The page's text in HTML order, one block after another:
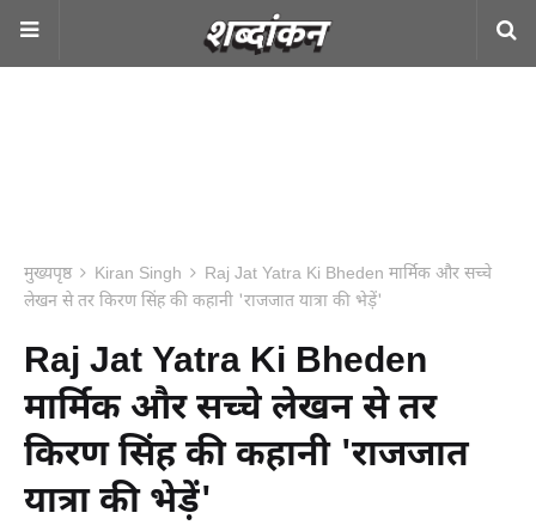
मुख्यपृष्ठ Kiran Singh
Raj Jat Yatra Ki Bheden मार्मिक और सच्चे
लेखन से तर किरण सिंह की कहानी 'राजजात यात्रा की भेड़ें'
Raj Jat Yatra Ki Bheden
मार्मिक और सच्चे लेखन से तर
किरण सिंह की कहानी 'राजजात
यात्रा की भेड़ें'